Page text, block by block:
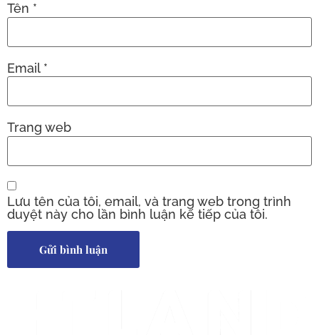
Tên *
Email *
Trang web
Lưu tên của tôi, email, và trang web trong trình
duyệt này cho lần bình luận kế tiếp của tôi.